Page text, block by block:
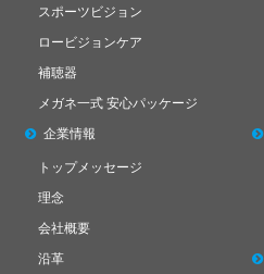
スポーツビジョン
ロービジョンケア
補聴器
メガネ一式 安心パッケージ
企業情報
トップメッセージ
理念
会社概要
沿革